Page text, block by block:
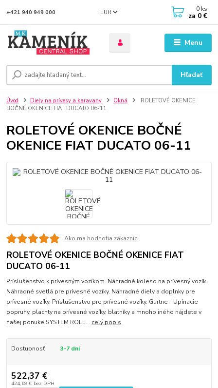
Menu
EUR
Hľadať
+421 940 949 000 0 ks
za 0 €
Úvod Diely na prívesy a karavany Okná
ROLETOVÉ OKENICE
BOČNÉ OKENICE FIAT DUCATO 06-11
ROLETOVÉ OKENICE BOČNÉ
OKENICE FIAT DUCATO 06-11
Ako ma hodnotia zákazníci
ROLETOVÉ OKENICE BOČNÉ OKENICE FIAT
DUCATO 06-11
Príslušenstvo k prívesným vozíkom. Náhradné koleso na prívesný vozík.
Náhradné svetlá pre prívesné vozíky. Náhradné diely a doplnky pre
prívesné vozíky. Príslušenstvo pre prívesné vozíky. Gurtne - Upínacie
popruhy, plachty na prívesné vozíky, blatníky a mnoho iného nájdete v
našej ponuke.SYSTEM ROLE... celý popis
Dostupnosť 3-7 dni
522,37 €
424,69 € bez DPH